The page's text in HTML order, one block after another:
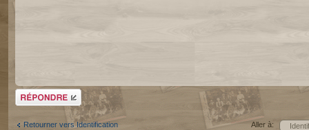
Répondre
Retourner vers Identification Aller à: